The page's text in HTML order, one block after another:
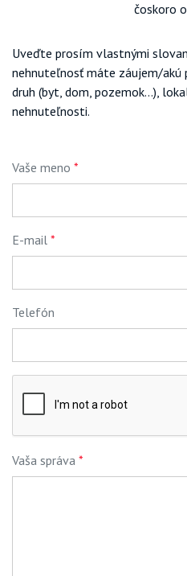
čoskoro
Uveďte prosím vlastnými
nehnuteľnosť máte záujem/akú
druh (byt, dom, pozemok...),
nehnuteľnosti.
Vaše meno *
E-mail *
Telefón
Vaša správa *